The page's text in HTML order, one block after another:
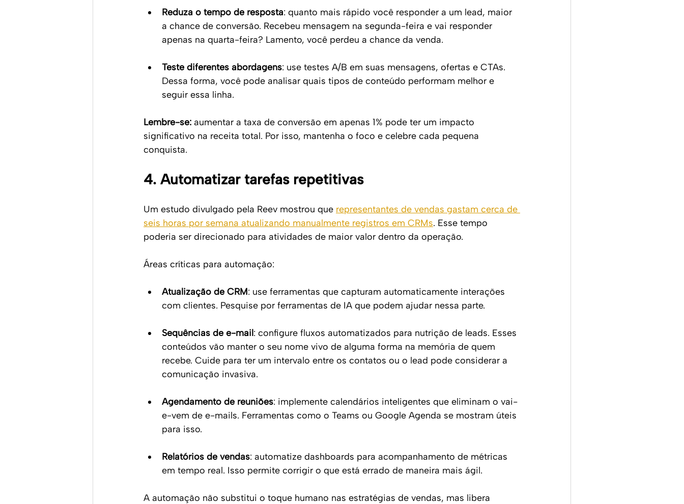
Reduza o tempo de resposta: quanto mais rápido você responder a um lead, maior
a chance de conversão. Recebeu mensagem na segunda-feira e vai responder
apenas na quarta-feira? Lamento, você perdeu a chance da venda.
Teste diferentes abordagens: use testes A/B em suas mensagens, ofertas e CTAs.
Dessa forma, você pode analisar quais tipos de conteúdo performam melhor e
seguir essa linha.
Lembre-se: aumentar a taxa de conversão em apenas 1% pode ter um impacto
significativo na receita total. Por isso, mantenha o foco e celebre cada pequena
conquista.
4. Automatizar tarefas repetitivas
Um estudo divulgado pela Reev mostrou que representantes de vendas gastam cerca de
seis horas por semana atualizando manualmente registros em CRMs. Esse tempo
poderia ser direcionado para atividades de maior valor dentro da operação.
Áreas críticas para automação:
Atualização de CRM: use ferramentas que capturam automaticamente interações
com clientes. Pesquise por ferramentas de IA que podem ajudar nessa parte.
Sequências de e-mail: configure fluxos automatizados para nutrição de leads. Esses
conteúdos vão manter o seu nome vivo de alguma forma na memória de quem
recebe. Cuide para ter um intervalo entre os contatos ou o lead pode considerar a
comunicação invasiva.
Agendamento de reuniões: implemente calendários inteligentes que eliminam o vai-
e-vem de e-mails. Ferramentas como o Teams ou Google Agenda se mostram úteis
para isso.
Relatórios de vendas: automatize dashboards para acompanhamento de métricas
em tempo real. Isso permite corrigir o que está errado de maneira mais ágil.
A automação não substitui o toque humano nas estratégias de vendas, mas libera